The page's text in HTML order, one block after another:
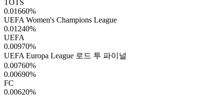
TOTS
0.01660%
UEFA Women's Champions League
0.01240%
UEFA
0.00970%
UEFA Europa League 로드 투 파이널
0.00760%
0.00690%
FC
0.00620%